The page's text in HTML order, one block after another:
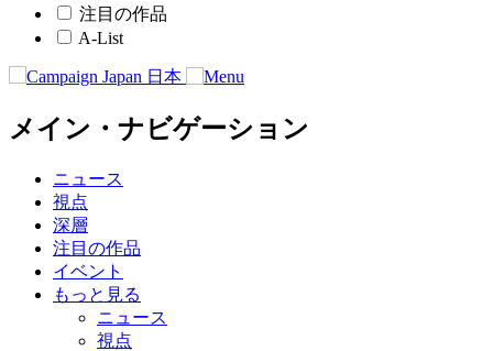
注目の作品
A-List
メイン・ナビゲーション
ニュース
視点
深層
注目の作品
イベント
もっと見る
ニュース
視点